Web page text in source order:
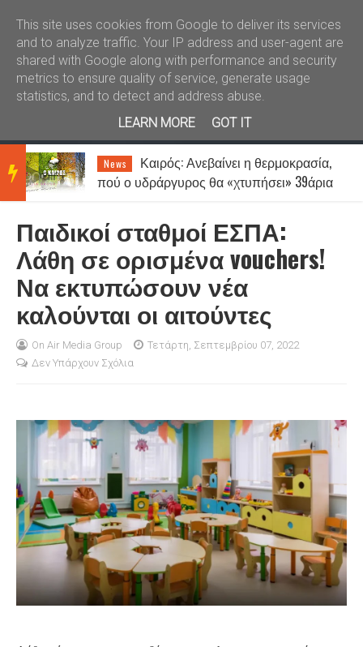
Καλώς ήλθατε Kral News
BRE
AKIN
NEW
News
Καιρός: Ανεβαίνει η θερμοκρασία,
πού ο υδράργυρος θα «χτυπήσει» 39άρια
Παιδικοί σταθμοί ΕΣΠΑ:
Λάθη σε ορισμένα vouchers!
Να εκτυπώσουν νέα
καλούνται οι αιτούντες
On Air Media Group
Τετάρτη, Σεπτεμβρίου 07, 2022
Δεν Υπάρχουν Σχόλια
This site uses cookies from Google to deliver its services
and to analyze traffic. Your IP address and user-agent are
shared with Google along with performance and security
metrics to ensure quality of service, generate usage
statistics, and to detect and address abuse.
LEARN MORE
GOT IT